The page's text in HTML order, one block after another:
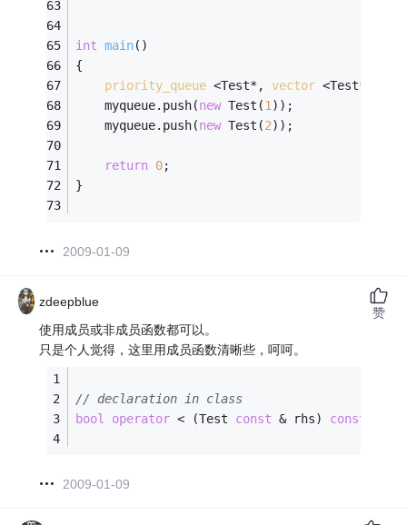
int main()
{
priority_queue <Test*, vector <Test*>,
    myqueue.push(
new Test(1));
    myqueue.push(
new Test(2));
return 0;
}
2009-01-09
zdeepblue
使用成员或非成员函数都可以。
只是个人觉得，这里用成员函数清晰些，呵呵。
// declaration in class
bool
operator < (Test const & rhs) const
2009-01-09
赞